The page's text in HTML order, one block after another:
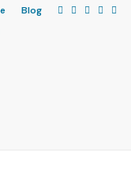
Blog